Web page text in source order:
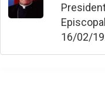
16/02/